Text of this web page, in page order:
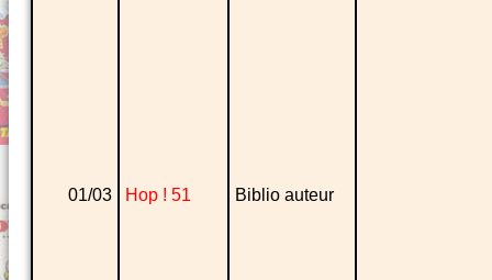
01/03 Hop ! 51 Biblio auteur